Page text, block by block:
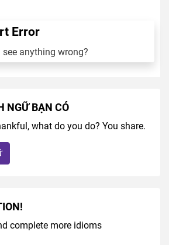
Error
see anything wrong?
NGỮ BẠN CÓ
what do you do? You share.
complete more idioms